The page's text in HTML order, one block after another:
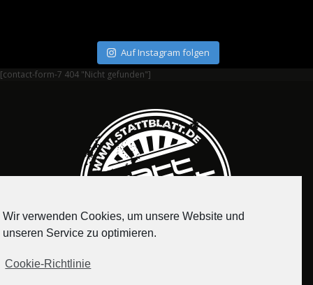
Auf Instagram folgen
[contact-form-7 404 "Nicht gefunden"]
Wir verwenden Cookies, um unsere Website und
unseren Service zu optimieren.
Cookie-Richtlinie